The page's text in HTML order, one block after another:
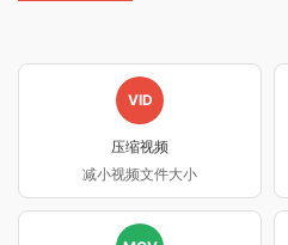
VID
压缩视频
减小视频文件大小